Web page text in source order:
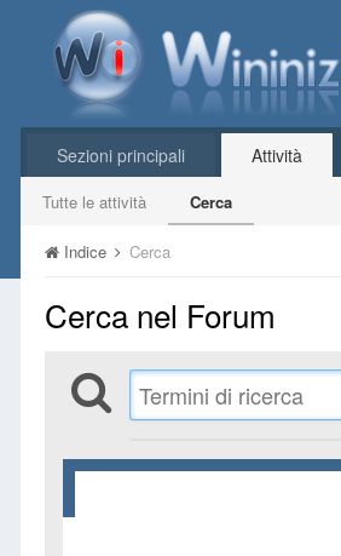
Sezioni principali Attività
Tutte le attività Cerca
Indice Cerca
Cerca nel Forum